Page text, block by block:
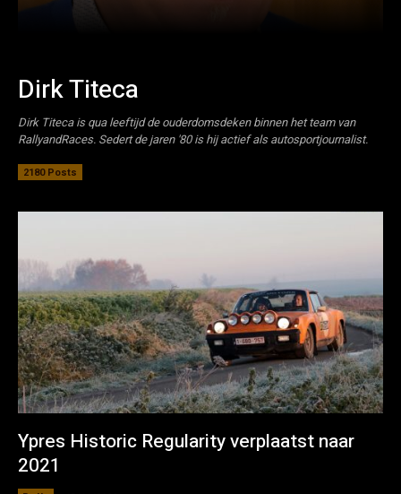
Dirk Titeca
Dirk Titeca is qua leeftijd de ouderdomsdeken binnen het team van
RallyandRaces. Sedert de jaren '80 is hij actief als autosportjournalist.
2180 Posts
Ypres Historic Regularity verplaatst naar
2021